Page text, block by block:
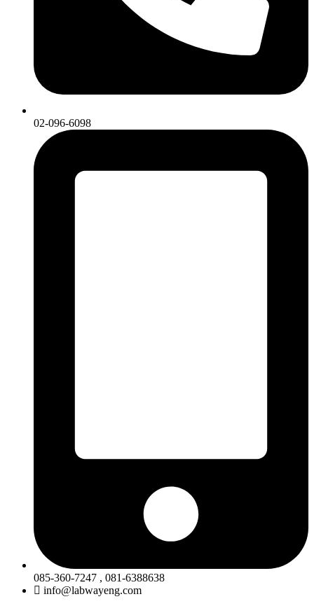
02-096-6098
085-360-7247 , 081-6388638
info@labwayeng.com